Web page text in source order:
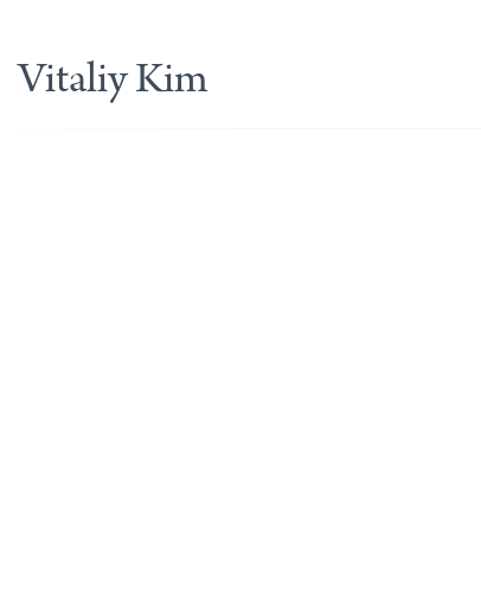
Vitaliy Kim